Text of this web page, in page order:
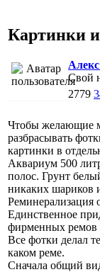
Картинки
Свой
2779
Чтобы желающие
разбрасывать
картинки в
Аквариум 500
полос. Грунт
никаких шариков
Реминерализация
Единственное
фирменных ремов
Все фотки делал
каком реме.
Сначала общий